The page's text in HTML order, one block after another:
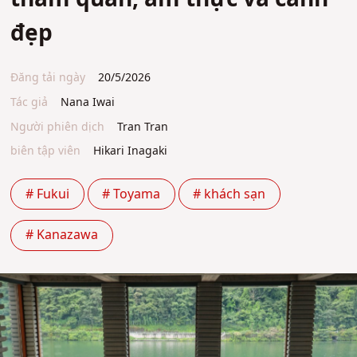
đẹp
Đăng tải ngày
20/5/2026
Tác giả
Nana Iwai
Người phiên dịch
Tran Tran
biên tập viên
Hikari Inagaki
# Fukui # Toyama # khách sạn
# Kanazawa